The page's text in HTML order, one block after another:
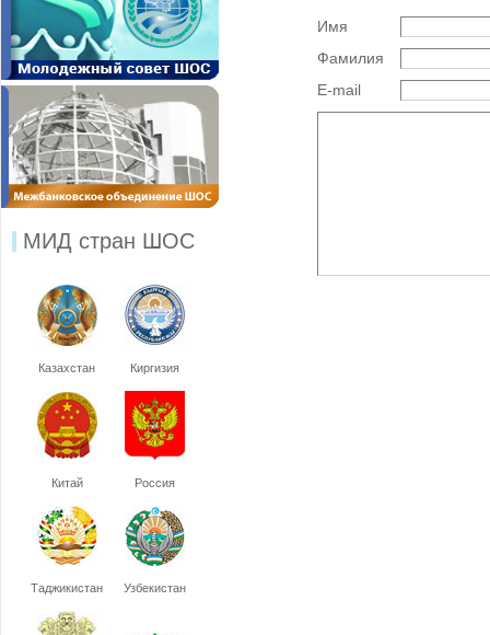
МИД стран ШОС
Казахстан Киргизия
Китай Россия
Таджикистан Узбекистан
Имя
Фамилия
E-mail